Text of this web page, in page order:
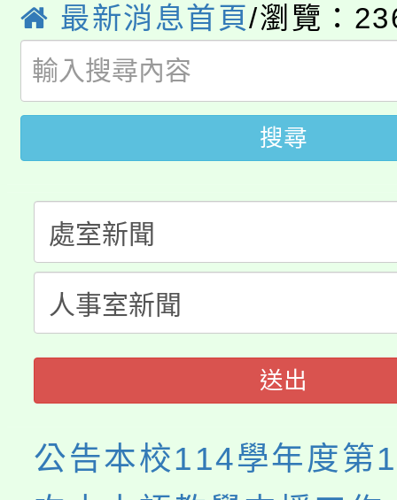
生本土語及新住民語歌
公告本校115學年度第
代理(課)教師甄選結果(
公告本校115學年度第
代理(課)教師甄選結果(
轉知中國文化大學推廣
《TA101》溝通分析基
程，歡迎學生輔導中心
心理、諮商輔導、社會
系所師生報名參加。
轉知苗栗縣政府辦理
縣市「校園短影音徵選
門員」簡章及活動海報
踴躍報名參加。
桃園市115學年度學生
要點
「桃園市補助參觀特色
展演活動實施計畫」
115年度「教育部表揚
義教育推展貢獻獎」
最新消息首頁/瀏覽：
搜尋
送出
公告本校114學年度第